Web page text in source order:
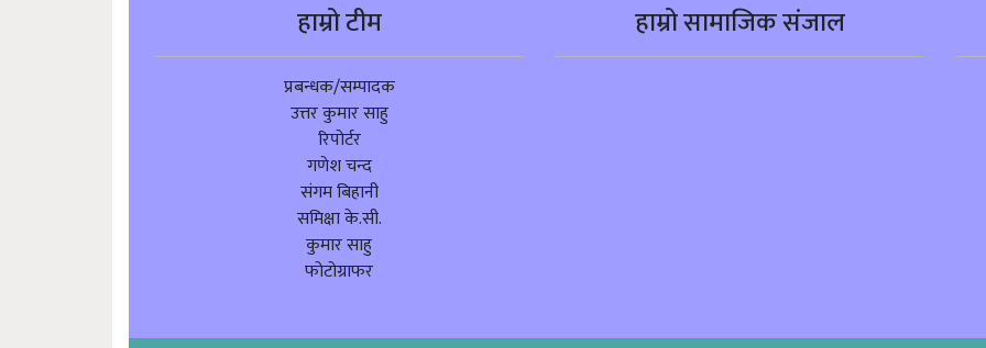
हाम्रो टीम
प्रबन्धक/सम्पादक
उत्तर कुमार साहु
रिपोर्टर
गणेश चन्द
संगम बिहानी
समिक्षा के.सी.
कुमार साहु
फोटोग्राफर
हाम्रो सामाजिक संजाल